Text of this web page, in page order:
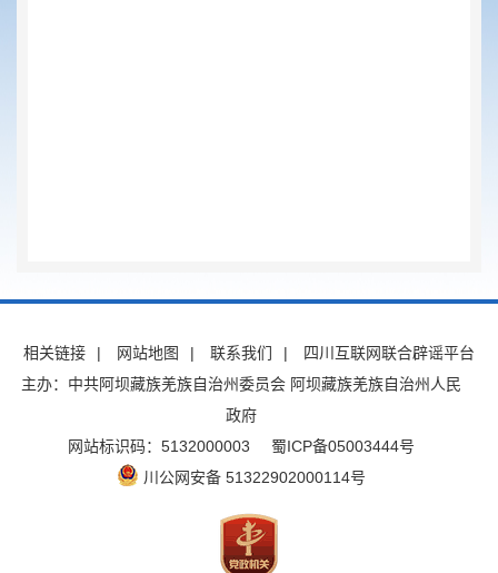
相关链接 | 网站地图 | 联系我们 |
四川互联网联合辟谣平台
主办：中共阿坝藏族羌族自治州委员会 阿坝藏族羌族自治州人民
政府
网站标识码：5132000003
蜀ICP备05003444号
川公网安备 51322902000114号